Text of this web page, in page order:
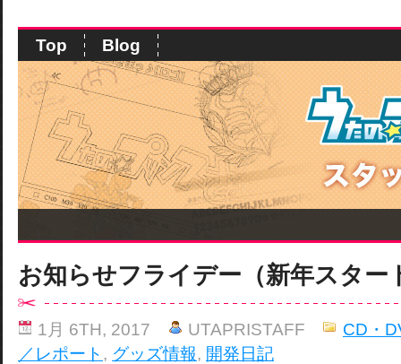
Top Blog
お知らせフライデー（新年スター
1月 6TH, 2017 UTAPRISTAFF
CD・
／レポート , グッズ情報, 開発日記